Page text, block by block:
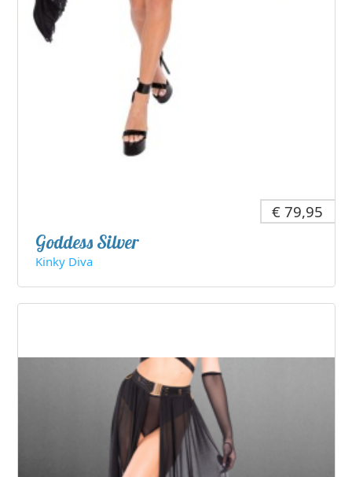
€ 79,95
Goddess Silver
Kinky Diva